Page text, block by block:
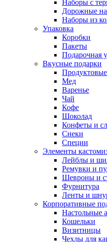
Наборы с
Дорожные
Наборы из
Упаковка
Коробки
Пакеты
Подарочная
Вкусные подарки
Мед
Варенье
Чай
Кофе
Шоколад
Конфеты и
Снеки
Специи
Элементы
Лейблы и
Ремувки и
Шевроны и
Фурнитура
Ленты и
Корпоративные
Настольные
Кошельки
Визитницы
Чехлы для